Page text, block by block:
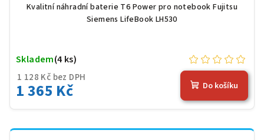
Kvalitní náhradní baterie T6 Power pro notebook Fujitsu
Siemens LifeBook LH530
1 128 Kč bez DPH
1 365 Kč
Skladem(4 ks)
Do košíku